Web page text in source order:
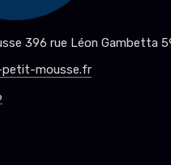
396 rue Léon Gambetta
petit-mousse.fr